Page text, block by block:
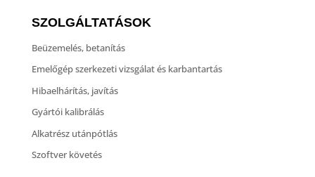
SZOLGÁLTATÁSOK
Beüzemelés, betanítás
Emelőgép szerkezeti vizsgálat és karbantartás
Hibaelhárítás, javítás
Gyártói kalibrálás
Alkatrész utánpótlás
Szoftver követés